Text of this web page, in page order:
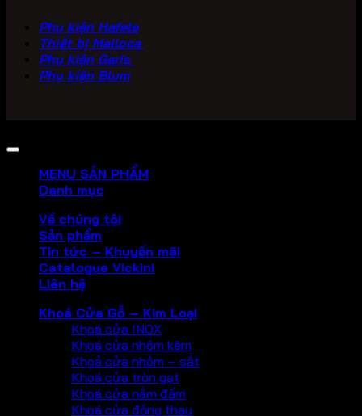
Phụ kiện Hafele
Thiết bị Malloca
Phụ kiện Garis
Phụ kiện Blum
MENU SẢN PHẨM
Danh mục
Về chúng tôi
Sản phẩm
Tin tức – Khuyến mãi
Catalogue Vickini
Liên hệ
Khoá Cửa Gỗ – Kim Loại
Khoá cửa INOX
Khoá cửa nhôm kẽm
Khoả cửa nhôm – sắt
Khoá cửa tròn gạt
Khoá cửa nắm đấm
Khoá cửa đồng thau